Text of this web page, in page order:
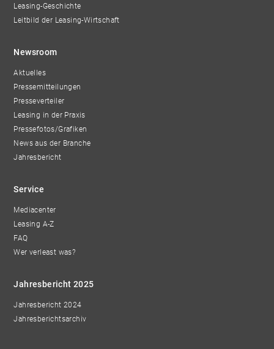
Leasing-Geschichte
Leitbild der Leasing-Wirtschaft
Newsroom
Aktuelles
Pressemitteilungen
Presseverteiler
Leasing in der Praxis
Pressefotos/Grafiken
News aus der Branche
Jahresbericht
Service
Mediacenter
Leasing A-Z
FAQ
Wer verleast was?
Jahresbericht 2025
Jahresbericht 2024
Jahresberichtsarchiv